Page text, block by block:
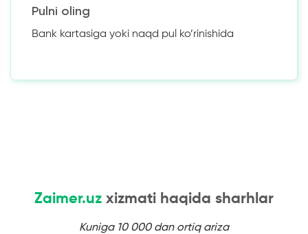
Pulni oling
Bank kartasiga yoki naqd pul ko’rinishida
Zaimer.uz xizmati haqida sharhlar
Kuniga 10 000 dan ortiq ariza